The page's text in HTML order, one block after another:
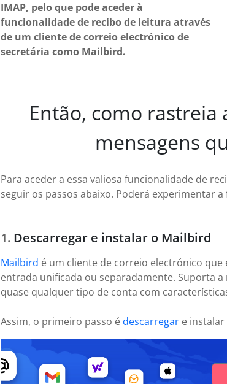
IMAP, pelo que pode aceder à
funcionalidade de recibo de leitura através
de um cliente de correio electrónico de
secretária como Mailbird.
Então, como rastreia
mensagens
Para aceder a essa valiosa funcionalidade de
seguir os passos abaixo. Poderá experimentar
Descarregar e instalar o Mailbird
Mailbird é um cliente de correio electrónico
entrada unificada ou separadamente. Suporta
quase qualquer tipo de conta com
Assim, o primeiro passo é descarregar e